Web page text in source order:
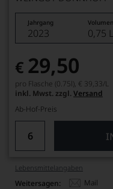
Jahrgang Volumen
2023 0,75 L
€ 29,50
pro Flasche (0.75l), € 39,33/L
inkl. Mwst. zzgl. Versand
Ab-Hof-Preis
Lebensmittel­angaben
Weitersagen: Mail